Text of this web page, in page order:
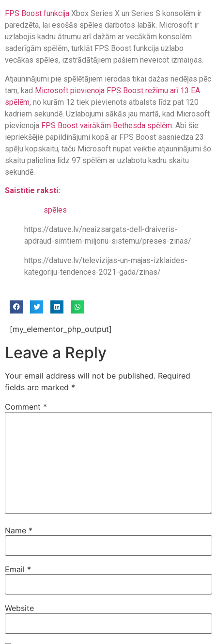
FPS Boost funkcija Xbox Series X un Series S konsolēm ir
paredzēta, lai esošās spēles darbotos labāk. Microsoft ir
uzlabojis kadru ātrumu arī dažām ar vecākām konsolēm
saderīgām spēlēm, turklāt FPS Boost funkcija uzlabo
vecākas spēles, izstrādātājiem pašiem neveicot izmaiņas.
Atjauninājumi pie spēlētājiem ierodas tikai dažas nedēļas pēc
tam, kad Microsoft pievienoja FPS Boost režīmu arī 13 EA
spēlēm, no kurām 12 tiek pievienots atbalsts līdz pat 120
kadriem sekundē. Uzlabojumi sākās jau martā, kad Microsoft
pievienoja FPS Boost vairākām Bethesda spēlēm . Abi šie
iepriekšējie papildinājumi kopā ar FPS Boost sasniedza 23
spēļu kopskaitu, taču Microsoft nupat veiktie atjauninājumi šo
skaitu palielina līdz 97 spēlēm ar uzlabotu kadru skaitu
sekundē.
Saistītie raksti:
spēles
https://datuve.lv/neaizsargats-dell-draiveris-
apdraud-simtiem-miljonu-sistemu/preses-zinas/
https://datuve.lv/televizijas-un-majas-izklaides-
kategoriju-tendences-2021-gada/zinas/
[my_elementor_php_output]
Leave a Reply
Your email address will not be published. Required
fields are marked *
Comment *
Name *
Email *
Website